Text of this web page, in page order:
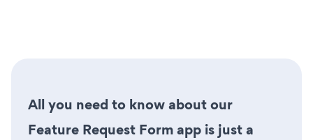
All you need to know about our
Feature Request Form app is just a